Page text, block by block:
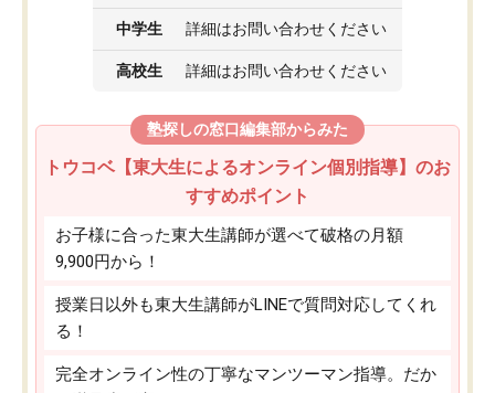
中学生 詳細はお問い合わせください
高校生 詳細はお問い合わせください
塾探しの窓口編集部からみた
トウコベ【東大生によるオンライン個別指導】のお
すすめポイント
お子様に合った東大生講師が選べて破格の月額
9,900円から！
授業日以外も東大生講師がLINEで質問対応してくれ
る！
完全オンライン性の丁寧なマンツーマン指導。だか